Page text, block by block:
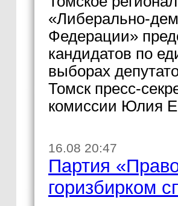
«Либерально-
Федерации»
кандидатов по
выборах
Томск пресс-
комиссии Юлия
16.08 20:47
Партия
горизбирком